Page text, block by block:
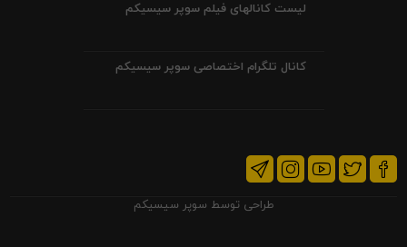
لیست کانالهای فیلم سوپر سیسیکم
کانال تلگرام اختصاصی سوپر سیسیکم
طراحی توسط سوپر سیسیکم